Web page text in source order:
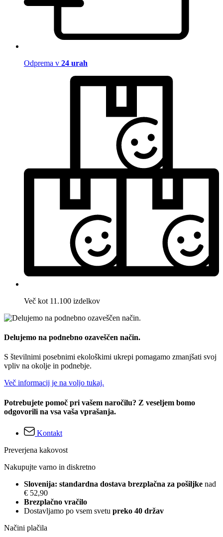
Odprema v 24 urah
Več kot 11.100 izdelkov
Delujemo na podnebno ozaveščen način.
S številnimi posebnimi ekološkimi ukrepi pomagamo zmanjšati svoj
vpliv na okolje in podnebje.
Več informacij je na voljo tukaj.
Potrebujete pomoč pri vašem naročilu? Z veseljem bomo
odgovorili na vsa vaša vprašanja.
Kontakt
Preverjena kakovost
Nakupujte varno in diskretno
Slovenija: standardna dostava brezplačna za pošiljke nad
€ 52,90
Brezplačno vračilo
Dostavljamo po vsem svetu preko 40 držav
Načini plačila